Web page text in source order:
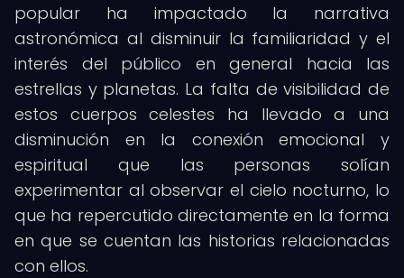
popular ha impactado la narrativa
astronómica al disminuir la familiaridad y el
interés del público en general hacia las
estrellas y planetas. La falta de visibilidad de
estos cuerpos celestes ha llevado a una
disminución en la conexión emocional y
espiritual que las personas solían
experimentar al observar el cielo nocturno, lo
que ha repercutido directamente en la forma
en que se cuentan las historias relacionadas
con ellos.